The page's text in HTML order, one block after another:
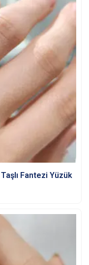
Fantezi Yüzük